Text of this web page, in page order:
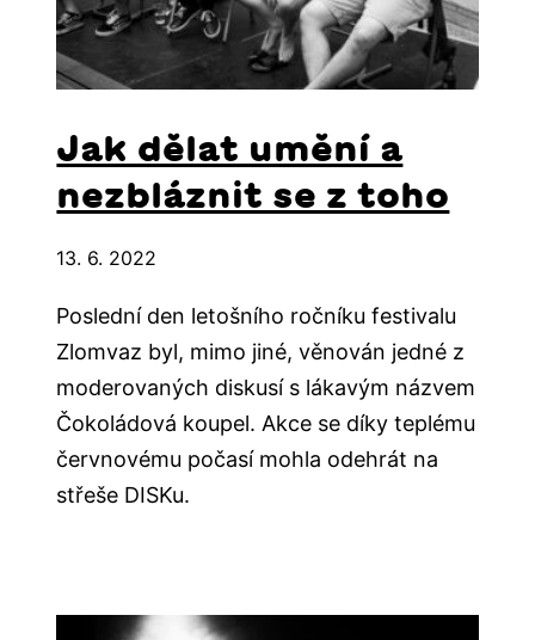
Jak dělat umění a
nezbláznit se z toho
13. 6. 2022
Poslední den letošního ročníku festivalu
Zlomvaz byl, mimo jiné, věnován jedné z
moderovaných diskusí s lákavým názvem
Čokoládová koupel. Akce se díky teplému
červnovému počasí mohla odehrát na
střeše DISKu.